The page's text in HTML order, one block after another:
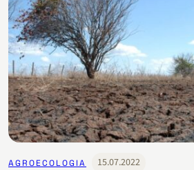
AGROECOLOGIA 15.07.2022